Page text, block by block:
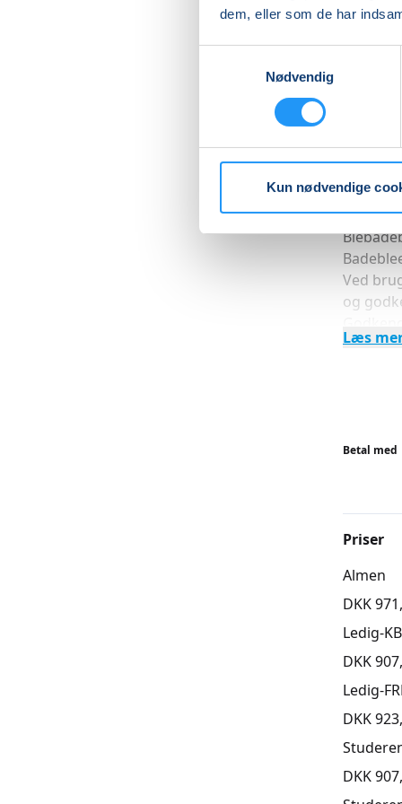
dem, eller som de har
Nødvendig
Kun nødvendige
Du får
lære at
Med
mht.
vigtigt,
Ved
og
Børn er
BEMÆRK
skal
Læs
Betal med
Priser
Almen
DKK
Ledig-
DKK
Ledig-
DKK
DKK